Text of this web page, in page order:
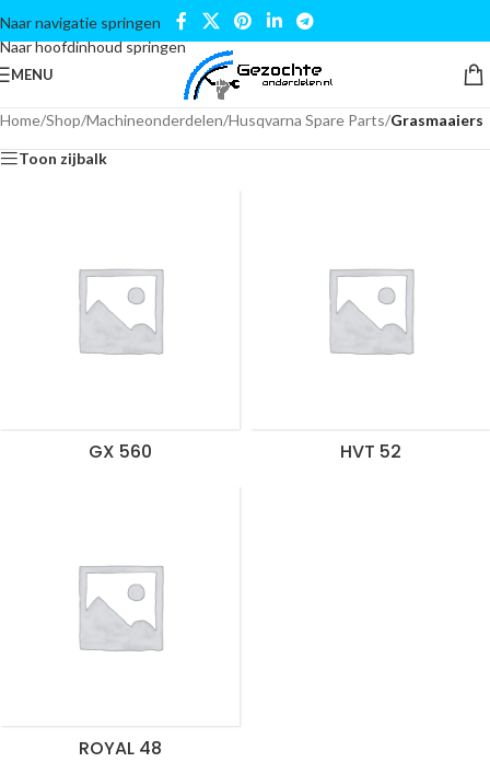
Naar navigatie springen
Naar hoofdinhoud springen
MENU
Home/Shop/Machineonderdelen/Husqvarna Spare Parts/Grasmaaiers
Toon zijbalk
GX 560 HVT 52
ROYAL 48